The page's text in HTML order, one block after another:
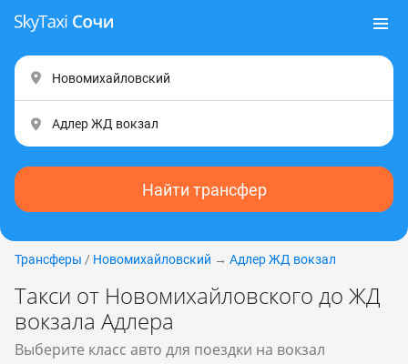
Найти трансфер
Трансферы / Новомихайловский → Адлер ЖД вокзал
Такси от Новомихайловского до ЖД
вокзала Адлера
Выберите класс авто для поездки на вокзал